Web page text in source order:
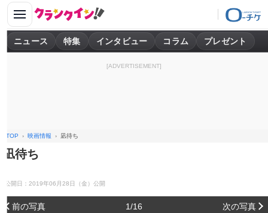
ニュース 特集 インタビュー コラム プレゼント
[ADVERTISEMENT]
TOP 映画情報 凪待ち
凪待ち
公開日：2019年06月28日（金）公開
前の写真 1/16 次の写真